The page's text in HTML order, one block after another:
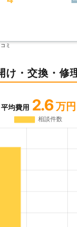
ミ
け・交換・修
平均費用 2.6 万円